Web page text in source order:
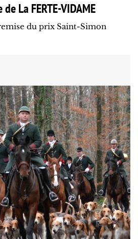
La FERTE-VIDAME
du prix Saint-Simon